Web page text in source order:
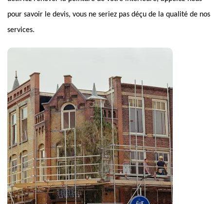
pour savoir le devis, vous ne seriez pas déçu de la qualité de nos
services.